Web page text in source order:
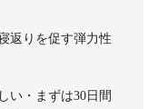
返りを促す弾力性
い・まずは30日間